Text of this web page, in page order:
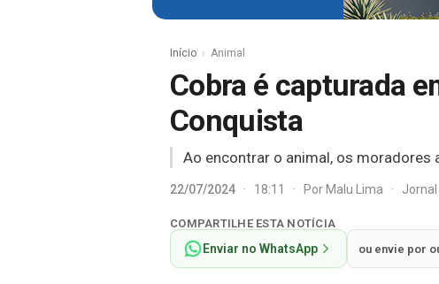
Início Animal
Cobra é capturada
Conquista
Ao encontrar o animal, os moradores
22/07/2024 · 18:11 · PorMalu Lima ·
COMPARTILHE ESTA NOTÍCIA
Enviar no WhatsApp ou envie por